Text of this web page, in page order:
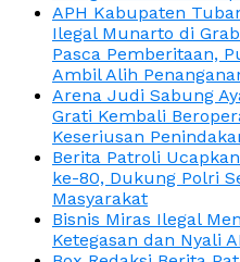
APH Kabupaten
Ilegal Munarto di
Pasca Pemberitaan,
Ambil Alih
Arena Judi Sabung
Grati Kembali
Keseriusan
Berita Patroli
ke-80, Dukung Polri
Masyarakat
Bisnis Miras Ilegal
Ketegasan dan Nyali